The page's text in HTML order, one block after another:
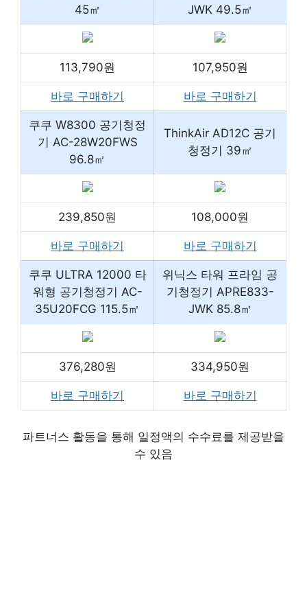
45㎡
JWK 49.5㎡
113,790원 107,950원
바로 구매하기 바로 구매하기
쿠쿠 W8300 공기청정
기 AC-28W20FWS
96.8㎡
ThinkAir AD12C 공기
청정기 39㎡
239,850원 108,000원
바로 구매하기 바로 구매하기
쿠쿠 ULTRA 12000 타
워형 공기청정기 AC-
35U20FCG 115.5㎡
위닉스 타워 프라임 공
기청정기 APRE833-
JWK 85.8㎡
376,280원 334,950원
바로 구매하기 바로 구매하기
파트너스 활동을 통해 일정액의 수수료를 제공받을
수 있음